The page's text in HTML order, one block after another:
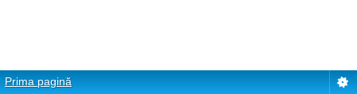
Prima pagină